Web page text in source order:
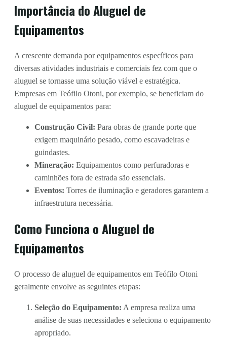
Importância do Aluguel de
Equipamentos
A crescente demanda por equipamentos específicos para
diversas atividades industriais e comerciais fez com que o
aluguel se tornasse uma solução viável e estratégica.
Empresas em Teófilo Otoni, por exemplo, se beneficiam do
aluguel de equipamentos para:
Construção Civil: Para obras de grande porte que
exigem maquinário pesado, como escavadeiras e
guindastes.
Mineração: Equipamentos como perfuradoras e
caminhões fora de estrada são essenciais.
Eventos: Torres de iluminação e geradores garantem a
infraestrutura necessária.
Como Funciona o Aluguel de
Equipamentos
O processo de aluguel de equipamentos em Teófilo Otoni
geralmente envolve as seguintes etapas:
Seleção do Equipamento: A empresa realiza uma
análise de suas necessidades e seleciona o equipamento
apropriado.